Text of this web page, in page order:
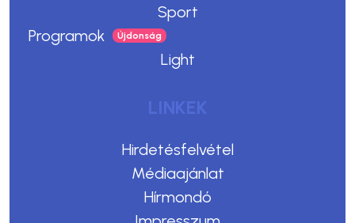
Sport
Programok
Light
LINKEK
Hirdetésfelvétel
Médiaajánlat
Hírmondó